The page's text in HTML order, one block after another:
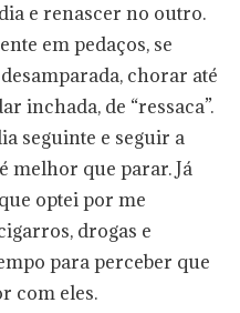
e renascer no outro.
em pedaços, se
chorar até
inchada, de “ressaca”.
seguinte e seguir a
melhor que parar. Já
optei por me
drogas e
para perceber que
com eles.